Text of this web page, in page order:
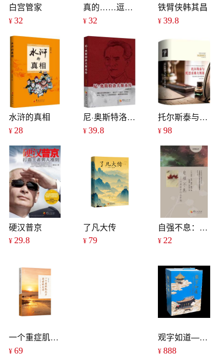
白宫管家
¥ 32
真的……逗你玩
¥32
铁臂侠韩其昌
¥ 39.8
水浒的真相
¥ 28
尼·奥斯特洛夫斯基传
¥39.8
托尔斯泰与陀思妥耶夫斯基（精装本）
¥ 98
硬汉普京
¥ 29.8
了凡大传
¥ 79
自强不息：不要放弃你的梦想（加拿大轮椅马拉松世界冠军环球旅行的故事）
¥ 22
一个重症肌无力患者的自述
¥ 69
观字如道——青羊宫碑刻匾额楹联赏析
¥ 888